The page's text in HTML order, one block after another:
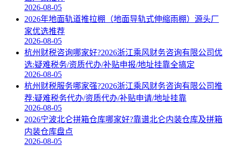
2026-08-05
2026年地面轨道推拉棚（地面导轨式伸缩雨棚）源头厂
家优选推荐
2026-08-05
杭州财税咨询哪家好?2026浙江乘风财务咨询有限公司优
选:疑难税务/资质代办/补贴申报/地址挂靠全搞定
2026-08-05
杭州财税服务哪家强?2026浙江乘风财务咨询有限公司推
荐:疑难税务代办/资质代办/补贴申请/地址挂靠
2026-08-05
2026宁波北仑拼箱仓库哪家好?靠谱北仑内装仓库及拼箱
内装仓库盘点
2026-08-05